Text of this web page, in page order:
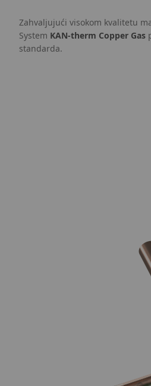
Zahvaljujući visokom kvalitetu
System KAN‑therm Copper Gas
standarda.